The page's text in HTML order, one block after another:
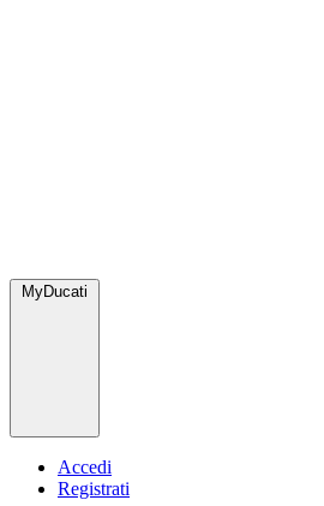
MyDucati
Accedi
Registrati